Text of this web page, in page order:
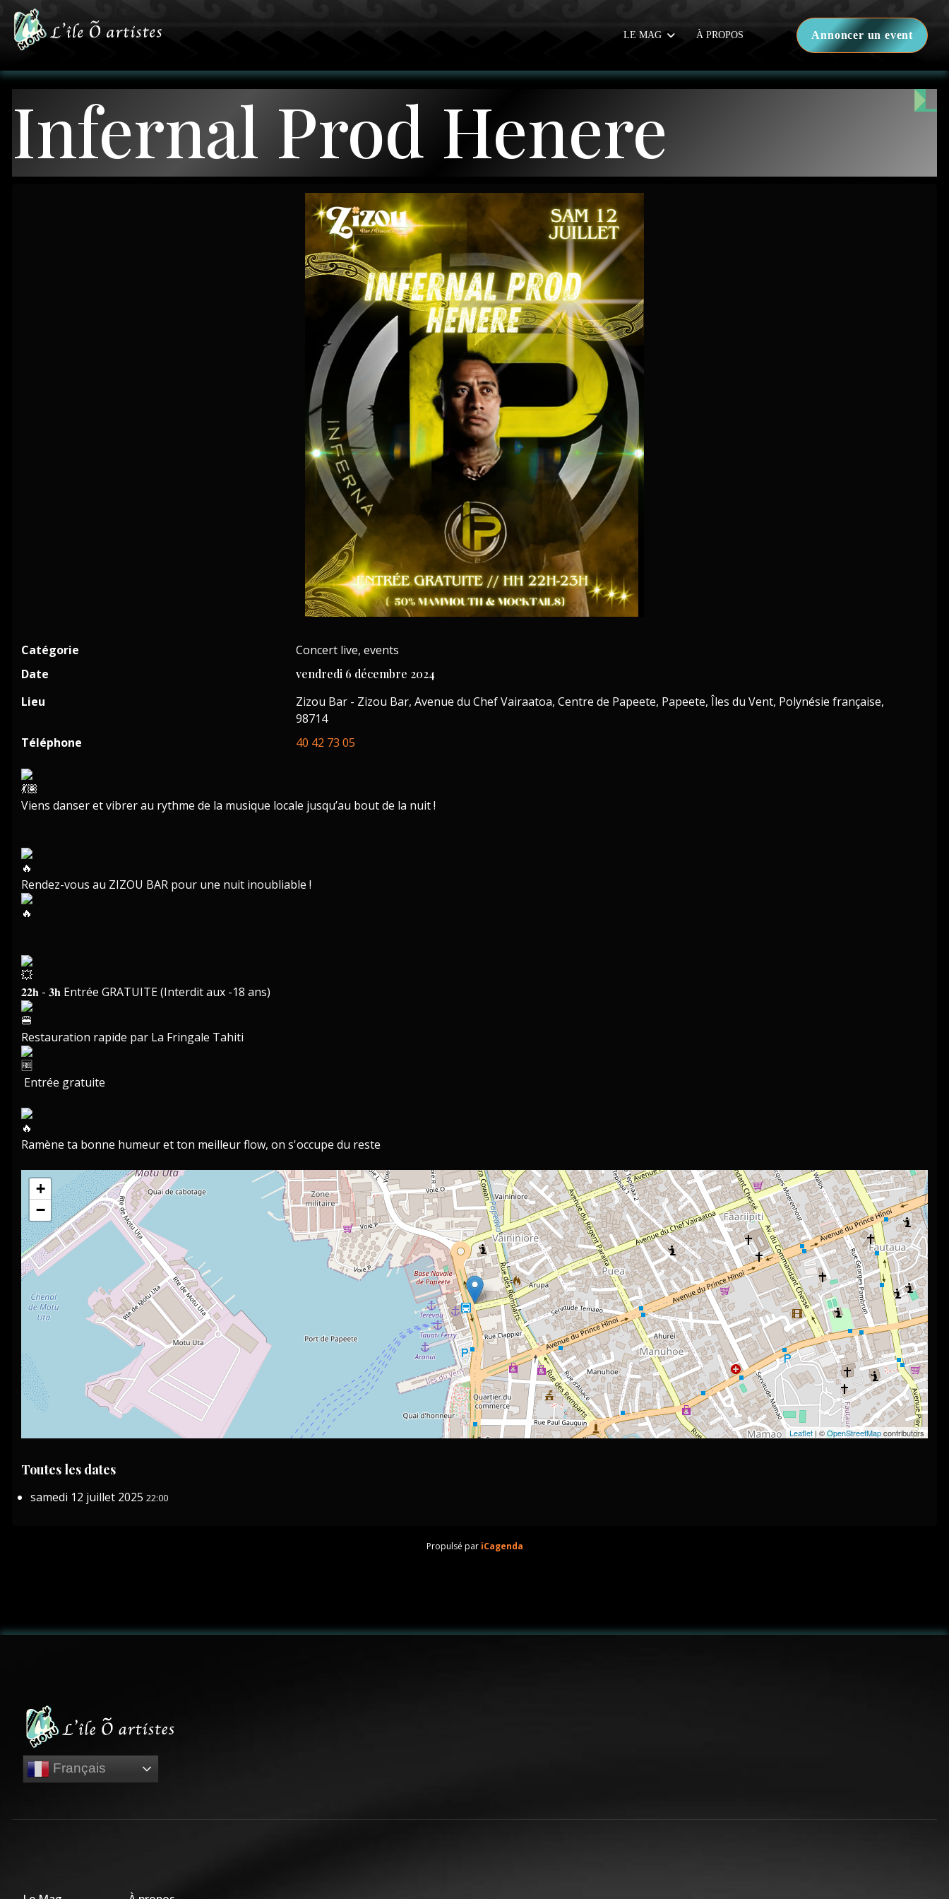
Annoncer un event
LE MAG À PROPOS
Infernal Prod Henere
Catégorie
Concert live, events
Date
vendredi 6 décembre 2024
Lieu
Zizou Bar - Zizou Bar, Avenue du Chef Vairaatoa, Centre de Papeete, Papeete, Îles du Vent, Polynésie française,
98714
Téléphone
40 42 73 05
Viens danser et vibrer au rythme de la musique locale jusqu’au bout de la nuit !
Rendez-vous au ZIZOU BAR pour une nuit inoubliable !
𝟐𝟐𝐡 - 𝟑𝐡 Entrée GRATUITE (Interdit aux -18 ans)
Restauration rapide par La Fringale Tahiti
Entrée gratuite
Ramène ta bonne humeur et ton meilleur flow, on s'occupe du reste
+
−
Leaflet| ©OpenStreetMapcontributors
Toutes les dates
samedi 12 juillet 2025 22:00
Propulsé par iCagenda
Français